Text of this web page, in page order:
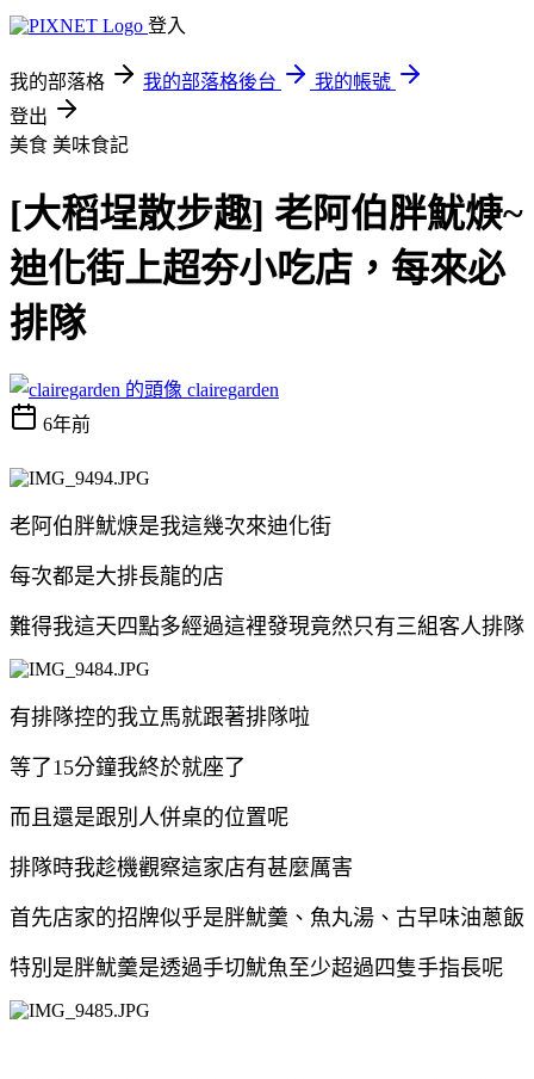
登入
我的部落格 我的部落格後台
我的帳號
登出
美食 美味食記
[大稻埕散步趣] 老阿伯胖魷焿~
迪化街上超夯小吃店，每來必
排隊
clairegarden
6年前
老阿伯胖魷焿是我這幾次來迪化街
每次都是大排長龍的店
難得我這天四點多經過這裡發現竟然只有三組客人排隊
有排隊控的我立馬就跟著排隊啦
等了15分鐘我終於就座了
而且還是跟別人併桌的位置呢
排隊時我趁機觀察這家店有甚麼厲害
首先店家的招牌似乎是胖魷羹、魚丸湯、古早味油蔥飯
特別是胖魷羹是透過手切魷魚至少超過四隻手指長呢